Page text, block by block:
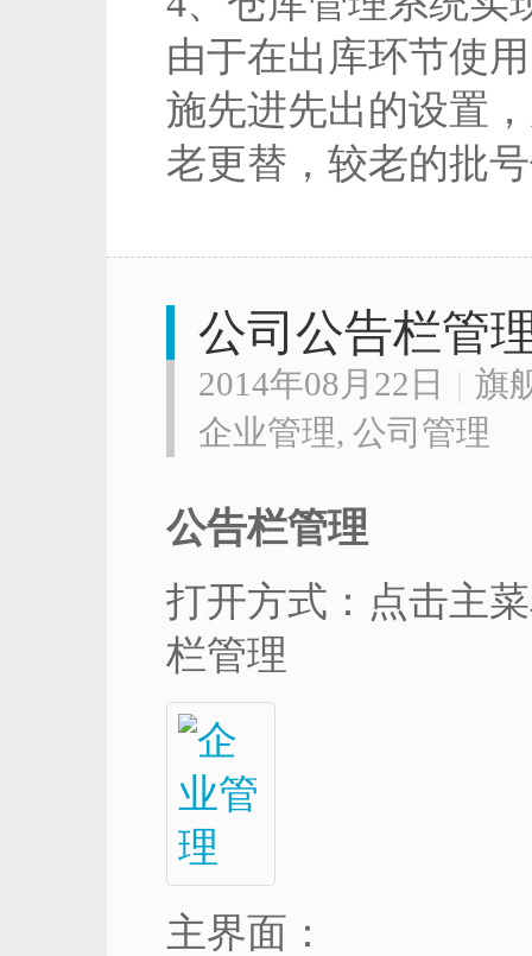
由于在出库环节使
施先进先出的设置
老更替，较老的批
公司公告栏管
2014年08月22日 | 旗
企业管理, 公司管理
公告栏管理
打开方式：点击
栏管理
主界面：